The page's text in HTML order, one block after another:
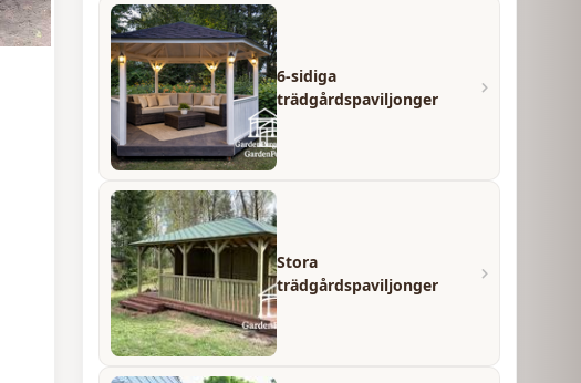
6-sidiga
trädgårdspaviljonger
Stora
trädgårdspaviljonger